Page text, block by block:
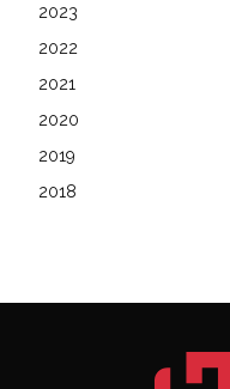
2023
2022
2021
2020
2019
2018